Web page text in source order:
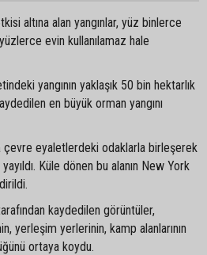
altına alan yangınlar, yüz binlerce
evin kullanılamaz hale
yangının yaklaşık 50 bin hektarlık
en büyük orman yangını
çevre eyaletlerdeki odaklarla birleşerek
Küle dönen bu alanın New York
kaydedilen görüntüler,
yerleşim yerlerinin, kamp alanlarının
ortaya koydu.